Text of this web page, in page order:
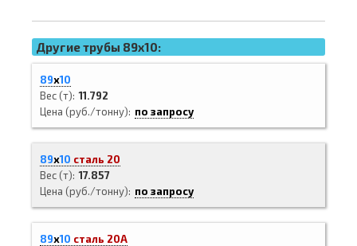
Другие трубы 89x10:
89х10
Вес (т) 11.792
Цена (руб./тонну)
по запросу
89х10 сталь 20
Вес (т) 17.857
Цена (руб./тонну)
по запросу
89х10 сталь 20А